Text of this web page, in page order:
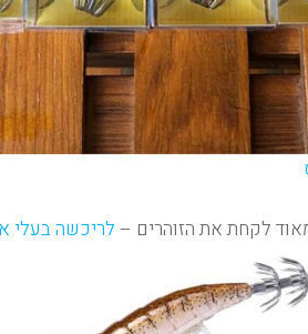
לקחת את הזוהרים –לריכשה בעלי